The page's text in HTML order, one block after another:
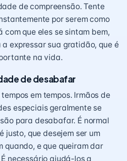
de compreensão. Tente
por serem como
com que eles se sintam bem,
expressar sua gratidão, que é
na vida.
de desabafar
em tempos. Irmãos de
especiais geralmente se
para desabafar. É normal
justo, que desejem ser um
quando, e que queiram dar
necessário ajudá-los a